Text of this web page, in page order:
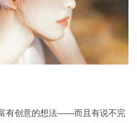
有创意的想法——而且有说不完